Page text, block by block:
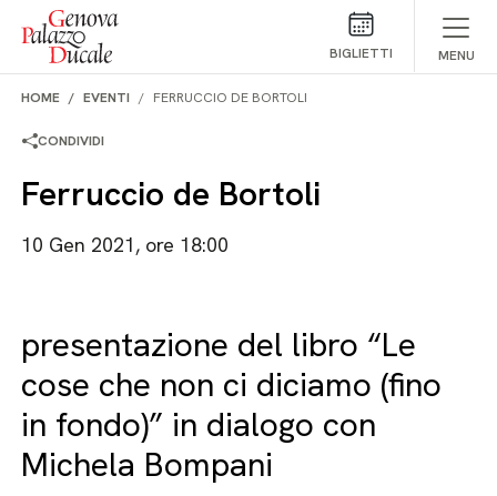
Salta al contenuto
BIGLIETTI MENU
HOME EVENTI FERRUCCIO DE BORTOLI
CONDIVIDI
Ferruccio de Bortoli
10 Gen 2021, ore 18:00
presentazione del libro “Le
cose che non ci diciamo (fino
in fondo)” in dialogo con
Michela Bompani